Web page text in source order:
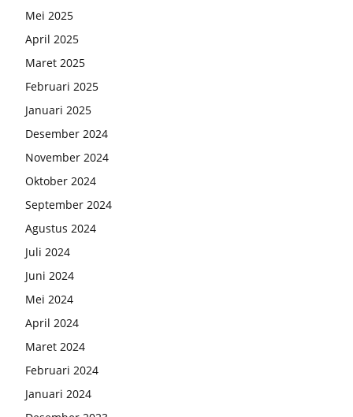
Mei 2025
April 2025
Maret 2025
Februari 2025
Januari 2025
Desember 2024
November 2024
Oktober 2024
September 2024
Agustus 2024
Juli 2024
Juni 2024
Mei 2024
April 2024
Maret 2024
Februari 2024
Januari 2024